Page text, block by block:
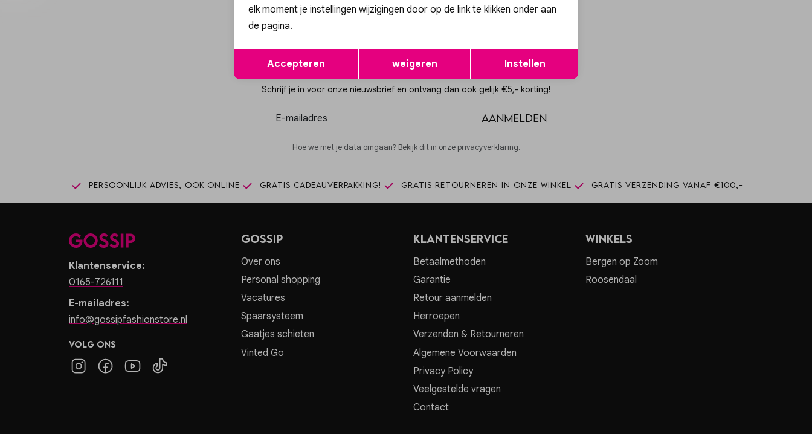
Altijd als eerste op de hoogte zijn?
Schrijf je in voor onze nieuwsbrief en ontvang dan ook gelijk €5,- korting!
Aanmelden
Hoe we met je data omgaan? Bekijk dit in onze privacyverklaring.
Persoonlijk advies, ook online Gratis cadeauverpakking! Gratis retourneren in onze winkel Gratis verzending vanaf €100,-
Klantenservice:
0165-726111
E-mailadres:
info@gossipfashionstore.nl
Volg ons
Gossip
Over ons
Personal shopping
Vacatures
Spaarsysteem
Gaatjes schieten
Vinted Go
Klantenservice
Betaalmethoden
Garantie
Retour aanmelden
Herroepen
Verzenden & Retourneren
Algemene Voorwaarden
Privacy Policy
Veelgestelde vragen
Contact
Winkels
Bergen op Zoom
Roosendaal
Opslaan
elk moment je instellingen wijzigingen door op de link te klikken onder aan
de pagina.
Accepteren weigeren Instellen